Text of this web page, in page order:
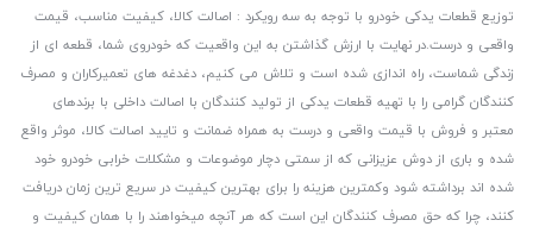
توزیع قطعات یدکی خودرو با توجه به سه رویکرد : اصالت کالا، کیفیت مناسب، قیمت
واقعی و درست.در نهایت با ارزش گذاشتن به این واقعیت که خودروی شما، قطعه ای از
زندگی شماست، راه اندازی شده است و تلاش می کنیم، دغدغه های تعمیرکاران و مصرف
کنندگان گرامی را با تهیه قطعات یدکی از تولید کنندگان با اصالت داخلی با برندهای
معتبر و فروش با قیمت واقعی و درست به همراه ضمانت و تایید اصالت کالا، موثر واقع
شده و باری از دوش عزیزانی که از سمتی دچار موضوعات و مشکلات خرابی خودرو خود
شده اند برداشته شود و‌کمترین هزینه را برای بهترین کیفیت در سریع ترین زمان دریافت
کنند، چرا که حق مصرف کنندگان این است که هر آنچه میخواهند را با همان کیفیت و